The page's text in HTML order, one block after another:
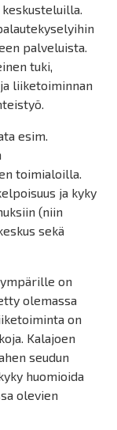
palveluista.
tuki,
liiketoiminnan
esim.
toimialoilla.
ja kyky
(niin
sekä
on
olemassa
on
Kalajoen
seudun
huomioida
olevien